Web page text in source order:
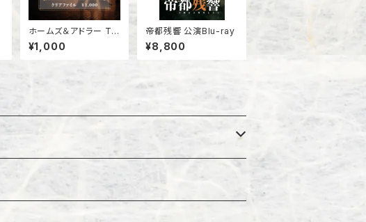
ホームズ＆アドラー Th
e Final Problem クリ
アファイル
¥1,000
帝都残響 公演Blu-ray
¥8,800